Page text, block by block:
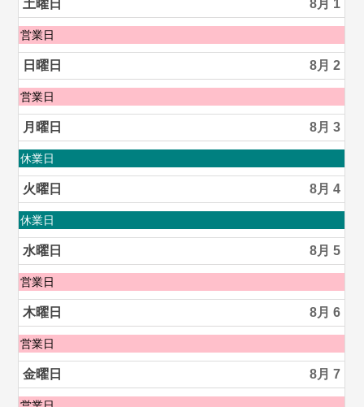
k
土曜日 8月 1
土
日,
8
月
1st
2026
営業日
日曜日 8月 2
日
日,
8
月
2nd
2026
営業日
月曜日 8月 3
月
日,
8
月
3rd
2026
休業日
火曜日 8月 4
火
日,
8
月
4th
2026
休業日
水曜日 8月 5
水
日,
8
月
5th
2026
営業日
木曜日 8月 6
木
日,
8
月
営業日
金曜日 8月 7
金